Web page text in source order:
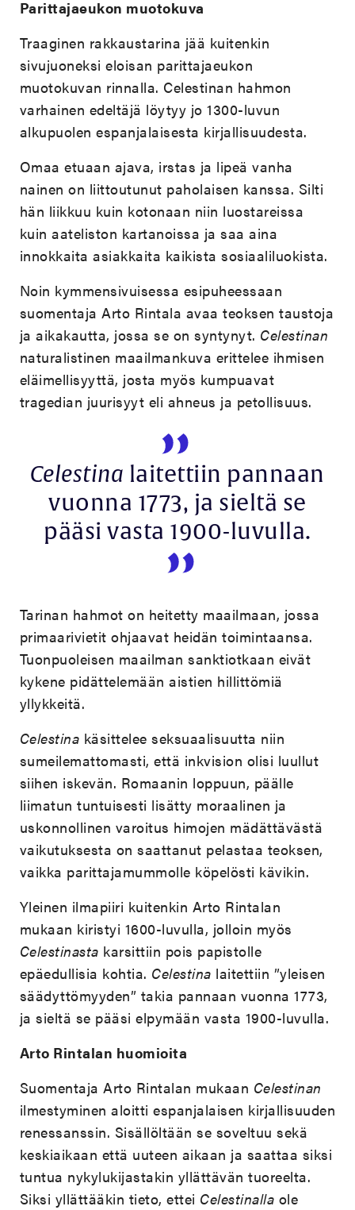
Parittajaeukon muotokuva
Traaginen rakkaustarina jää kuitenkin
sivujuoneksi eloisan parittajaeukon
muotokuvan rinnalla. Celestinan hahmon
varhainen edeltäjä löytyy jo 1300-luvun
alkupuolen espanjalaisesta kirjallisuudesta.
Omaa etuaan ajava, irstas ja lipeä vanha
nainen on liittoutunut paholaisen kanssa. Silti
hän liikkuu kuin kotonaan niin luostareissa
kuin aateliston kartanoissa ja saa aina
innokkaita asiakkaita kaikista sosiaaliluokista.
Noin kymmensivuisessa esipuheessaan
suomentaja Arto Rintala avaa teoksen taustoja
ja aikakautta, jossa se on syntynyt. Celestinan
naturalistinen maailmankuva erittelee ihmisen
eläimellisyyttä, josta myös kumpuavat
tragedian juurisyyt eli ahneus ja petollisuus.
Celestina laitettiin pannaan
vuonna 1773, ja sieltä se
pääsi vasta 1900-luvulla.
Tarinan hahmot on heitetty maailmaan, jossa
primaarivietit ohjaavat heidän toimintaansa.
Tuonpuoleisen maailman sanktiotkaan eivät
kykene pidättelemään aistien hillittömiä
yllykkeitä.
Celestina käsittelee seksuaalisuutta niin
sumeilemattomasti, että inkvision olisi luullut
siihen iskevän. Romaanin loppuun, päälle
liimatun tuntuisesti lisätty moraalinen ja
uskonnollinen varoitus himojen mädättävästä
vaikutuksesta on saattanut pelastaa teoksen,
vaikka parittajamummolle köpelösti kävikin.
Yleinen ilmapiiri kuitenkin Arto Rintalan
mukaan kiristyi 1600-luvulla, jolloin myös
Celestinasta karsittiin pois papistolle
epäedullisia kohtia. Celestina laitettiin ”yleisen
säädyttömyyden” takia pannaan vuonna 1773,
ja sieltä se pääsi elpymään vasta 1900-luvulla.
Arto Rintalan huomioita
Suomentaja Arto Rintalan mukaan Celestinan
ilmestyminen aloitti espanjalaisen kirjallisuuden
renessanssin. Sisällöltään se soveltuu sekä
keskiaikaan että uuteen aikaan ja saattaa siksi
tuntua nykylukijastakin yllättävän tuoreelta.
Siksi yllättääkin tieto, ettei Celestinalla ole